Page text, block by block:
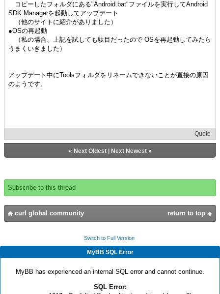
コピーしたフォルダにある"Android.bat"ファイルを実行してAndroid
SDK Managerを起動してアップデート
（他のサイトに紹介がありました）
●OSの再起動
（私の場合、上記を試しても駄目だったので OSを再起動してみたら
うまくいきました）
アップデート中にToolsフォルダをリネームできないことが直接の原因
のようです。
Quote
« Next Oldest| Next Newest»
Subscribe to this thread
return to top
curl global community
Switch to Full Version
MyBB SQL Error
MyBB has experienced an internal SQL error and cannot continue.
SQL Error: